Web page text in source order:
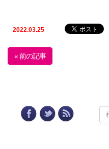
2022.03.25
« 前の記事